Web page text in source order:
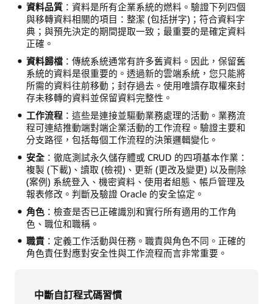
資料品質：資料是所有企業系統的燃料。驗證下列四個
與移轉資料相關的項目：整潔 (包括拼字)；符合資料字
典；與預先決定的期間提取一致；最重要的是確定資料
正確。
資料歸檔：傳統系統通常有許多舊資料。因此，保留舊
系統的資料是很重要的。透過新的雲端系統，您只能將
所需的資料往前移動；封存過去。使用唯讀存取權來封
存未移轉的資料並保留資料完整性。
工作流程：這些是連接並驅動業務處理的活動。業務流
程可連結推動端對端企業活動的工作流程。驗證主要和
分支路徑，包括每個工作流程的決策邏輯變化。
安全：徹底測試永久儲存體或 CRUD 的四項基本作業：
複製 (下載)、讀取 (檢視)、更新 (更改及變更) 以及刪除
(案例) 系統登入、機密資料、使用者組態、帳戶管理及
報表修改。判斷及驗證 Oracle 的安全協定。
角色：檢查是否已正確識別和實行所有適用的工作角
色、職位和職稱。
職責：定義工作活動與任務。職責與角色不同。正確的
角色責任對應對安全性與工作流程而言非常重要。
中斷自訂程式碼習慣